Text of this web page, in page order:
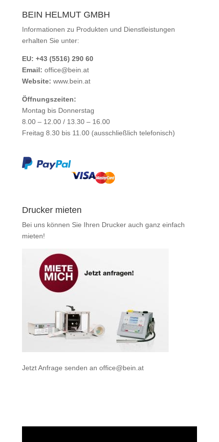
BEIN HELMUT GMBH
Informationen zu Produkten und Dienstleistungen
erhalten Sie unter:
EU: +43 (5516) 290 60
Email: office@bein.at
Website: www.bein.at
Öffnungszeiten:
Montag bis Donnerstag
8.00 – 12.00 / 13.30 – 16.00
Freitag 8.30 bis 11.00 (ausschließlich telefonisch)
Drucker mieten
Bei uns können Sie Ihren Drucker auch ganz einfach
mieten!
Jetzt Anfrage senden an office@bein.at